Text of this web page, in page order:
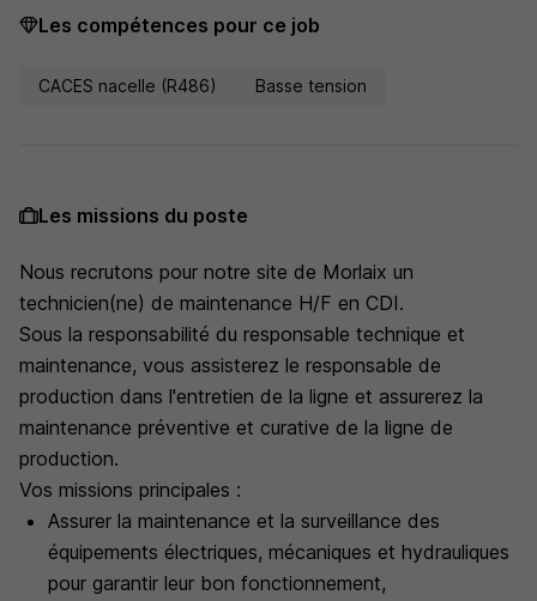
Les compétences pour ce job
CACES nacelle (R486) Basse tension
Les missions du poste
Nous recrutons pour notre site de Morlaix un
technicien(ne) de maintenance H/F en CDI.
Sous la responsabilité du responsable technique et
maintenance, vous assisterez le responsable de
production dans l'entretien de la ligne et assurerez la
maintenance préventive et curative de la ligne de
production.
Vos missions principales :
Assurer la maintenance et la surveillance des
équipements électriques, mécaniques et hydrauliques
pour garantir leur bon fonctionnement,